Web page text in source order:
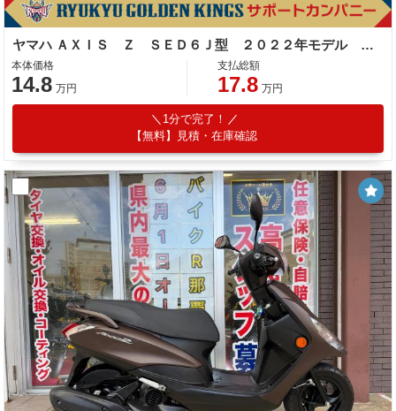
ヤマハ ＡＸＩＳ Ｚ ＳＥＤ６Ｊ型 ２０２２年モデル スペアキー ノーマル車
本体価格
14.8 万円
支払総額
17.8 万円
1分で完了！
【無料】見積・在庫確認